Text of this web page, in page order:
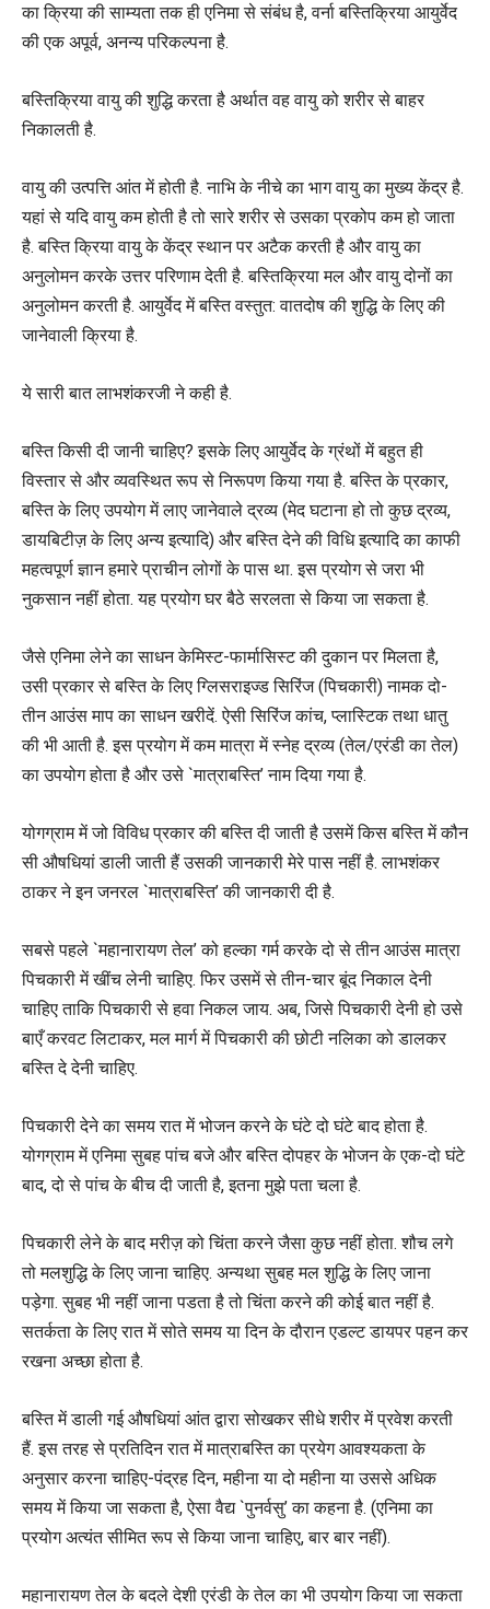
का क्रिया की साम्यता तक ही एनिमा से संबंध है, वर्ना बस्तिक्रिया आयुर्वेद
की एक अपूर्व, अनन्य परिकल्पना है.
बस्तिक्रिया वायु की शुद्धि करता है अर्थात वह वायु को शरीर से बाहर
निकालती है.
वायु की उत्पत्ति आंत में होती है. नाभि के नीचे का भाग वायु का मुख्य केंद्र है.
यहां से यदि वायु कम होती है तो सारे शरीर से उसका प्रकोप कम हो जाता
है. बस्ति क्रिया वायु के केंद्र स्थान पर अटैक करती है और वायु का
अनुलोमन करके उत्तर परिणाम देती है. बस्तिक्रिया मल और वायु दोनों का
अनुलोमन करती है. आयुर्वेद में बस्ति वस्तुत: वातदोष की शुद्धि के लिए की
जानेवाली क्रिया है.
ये सारी बात लाभशंकरजी ने कही है.
बस्ति किसी दी जानी चाहिए? इसके लिए आयुर्वेद के ग्रंथों में बहुत ही
विस्तार से और व्यवस्थित रूप से निरूपण किया गया है. बस्ति के प्रकार,
बस्ति के लिए उपयोग में लाए जानेवाले द्रव्य (मेद घटाना हो तो कुछ द्रव्य,
डायबिटीज़ के लिए अन्य इत्यादि) और बस्ति देने की विधि इत्यादि का काफी
महत्वपूर्ण ज्ञान हमारे प्राचीन लोगों के पास था. इस प्रयोग से जरा भी
नुकसान नहीं होता. यह प्रयोग घर बैठे सरलता से किया जा सकता है.
जैसे एनिमा लेने का साधन केमिस्ट-फार्मासिस्ट की दुकान पर मिलता है,
उसी प्रकार से बस्ति के लिए ग्लिसराइज्ड सिरिंज (पिचकारी) नामक दो-
तीन आउंस माप का साधन खरीदें. ऐसी सिरिंज कांच, प्लास्टिक तथा धातु
की भी आती है. इस प्रयोग में कम मात्रा में स्नेह द्रव्य (तेल/एरंडी का तेल)
का उपयोग होता है और उसे `मात्राबस्ति’ नाम दिया गया है.
योगग्राम में जो विविध प्रकार की बस्ति दी जाती है उसमें किस बस्ति में कौन
सी औषधियां डाली जाती हैं उसकी जानकारी मेरे पास नहीं है. लाभशंकर
ठाकर ने इन जनरल `मात्राबस्ति’ की जानकारी दी है.
सबसे पहले `महानारायण तेल’ को हल्का गर्म करके दो से तीन आउंस मात्रा
पिचकारी में खींच लेनी चाहिए. फिर उसमें से तीन-चार बूंद निकाल देनी
चाहिए ताकि पिचकारी से हवा निकल जाय. अब, जिसे पिचकारी देनी हो उसे
बाएँ करवट लिटाकर, मल मार्ग में पिचकारी की छोटी नलिका को डालकर
बस्ति दे देनी चाहिए.
पिचकारी देने का समय रात में भोजन करने के घंटे दो घंटे बाद होता है.
योगग्राम में एनिमा सुबह पांच बजे और बस्ति दोपहर के भोजन के एक-दो घंटे
बाद, दो से पांच के बीच दी जाती है, इतना मुझे पता चला है.
पिचकारी लेने के बाद मरीज़ को चिंता करने जैसा कुछ नहीं होता. शौच लगे
तो मलशुद्धि के लिए जाना चाहिए. अन्यथा सुबह मल शुद्धि के लिए जाना
पड़ेगा. सुबह भी नहीं जाना पडता है तो चिंता करने की कोई बात नहीं है.
सतर्कता के लिए रात में सोते समय या दिन के दौरान एडल्ट डायपर पहन कर
रखना अच्छा होता है.
बस्ति में डाली गई औषधियां आंत द्वारा सोखकर सीधे शरीर में प्रवेश करती
हैं. इस तरह से प्रतिदिन रात में मात्राबस्ति का प्रयेग आवश्यकता के
अनुसार करना चाहिए-पंद्रह दिन, महीना या दो महीना या उससे अधिक
समय में किया जा सकता है, ऐसा वैद्य `पुनर्वसु’ का कहना है. (एनिमा का
प्रयोग अत्यंत सीमित रूप से किया जाना चाहिए, बार बार नहीं).
महानारायण तेल के बदले देशी एरंडी के तेल का भी उपयोग किया जा सकता